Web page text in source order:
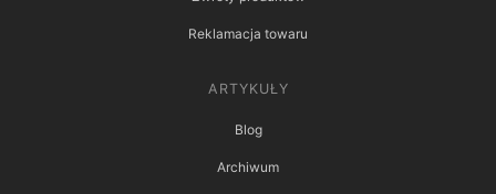
Reklamacja towaru
ARTYKUŁY
Blog
Archiwum